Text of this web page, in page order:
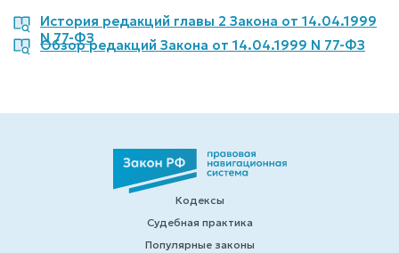
История редакций главы 2 Закона от 14.04.1999
N 77-ФЗ
Обзор редакций Закона от 14.04.1999 N 77-ФЗ
Кодексы
Судебная практика
Популярные законы